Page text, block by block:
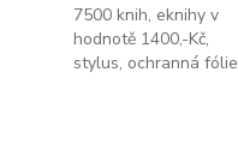
7500 knih, eknihy v
hodnotě 1400,-Kč,
stylus, ochranná fólie